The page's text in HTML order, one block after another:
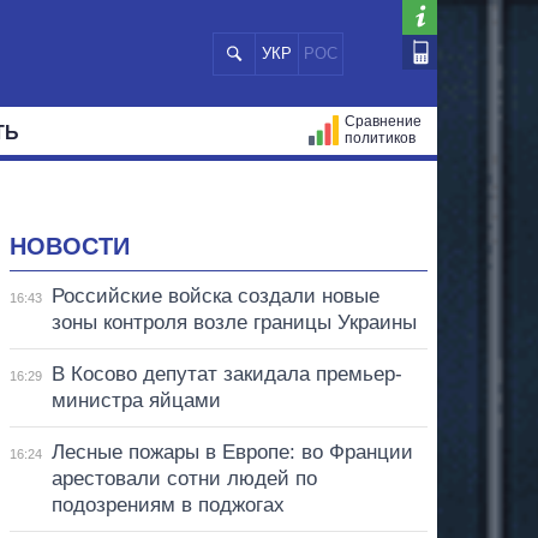
УКР РОС
Сравнение
политиков
НОВОСТИ
16:43
Российские войска создали новые
зоны контроля возле границы Украины
16:29
В Косово депутат закидала премьер-
министра яйцами
16:24
Лесные пожары в Европе: во Франции
арестовали сотни людей по
подозрениям в поджогах